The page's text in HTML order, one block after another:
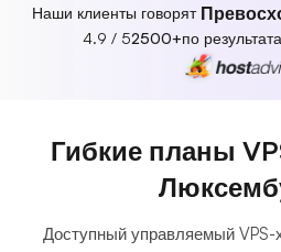
Наши клиенты говорят
4.9 / 52500+по
Гибкие планы
Доступный управляемый VPS-